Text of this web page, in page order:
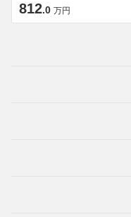
812.0 万円